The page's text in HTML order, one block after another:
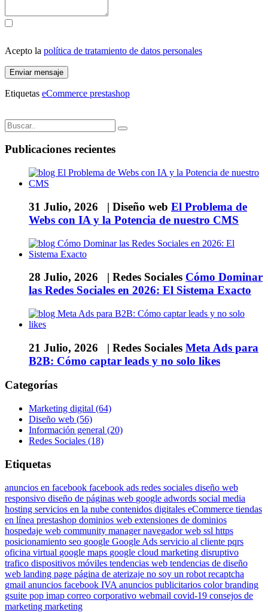
Acepto la política de tratamiento de datos personales
Enviar mensaje
Etiquetas eCommerce prestashop
Publicaciones recientes
31 Julio, 2026 | Diseño web El Problema de
Webs con IA y la Potencia de nuestro CMS
28 Julio, 2026 | Redes Sociales Cómo Dominar
las Redes Sociales en 2026: El Sistema Exacto
21 Julio, 2026 | Redes Sociales Meta Ads para
B2B: Cómo captar leads y no solo likes
Categorías
Marketing digital (64)
Diseño web (56)
Información general (20)
Redes Sociales (18)
Etiquetas
anuncios en facebook facebook ads redes sociales diseño web
responsivo diseño de páginas web google adwords social media
hosting servicios en la nube contenidos digitales eCommerce tiendas
en línea prestashop dominios web extensiones de dominios
hospedaje web community managernavegador web ssl https
posicionamiento seo google Google Ads servicio al cliente pqrs
oficina virtual google maps google cloud marketing disruptivo
trafico dispositivos móviles tendencias web tendencias de diseño
web landing page página de aterizaje no soy un robot recaptcha
gmail anuncios facebook IVA anuncios publicitarios colorbranding
gsuite pop imap correo corporativo webmail covid-19 consejos de
marketing marketing